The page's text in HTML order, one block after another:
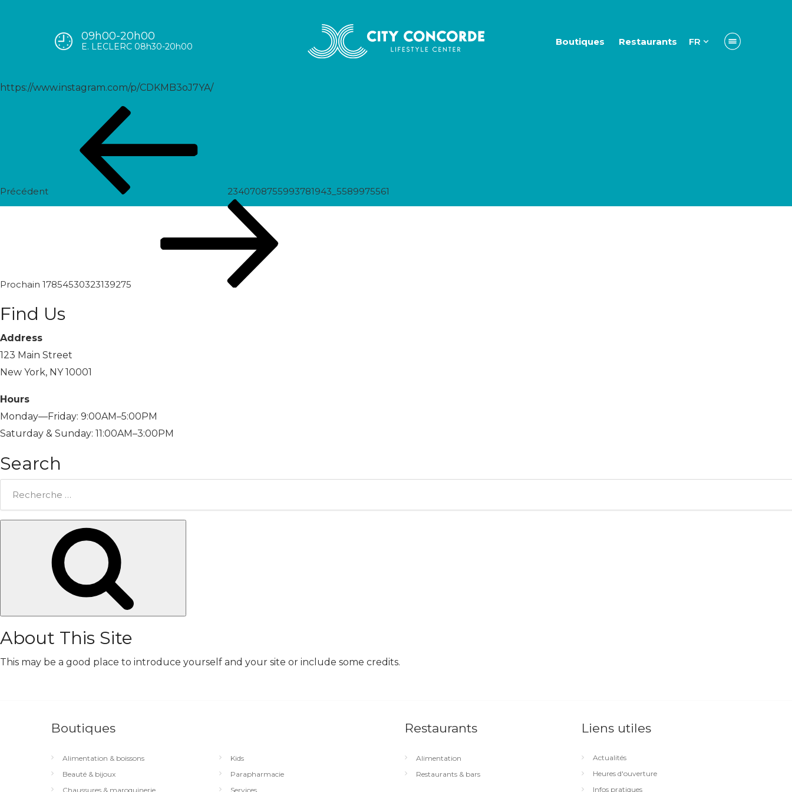
09h00-20h00
E. LECLERC 08h30-20h00 Boutiques Restaurants FR
17873456110803331
https://www.instagram.com/p/CDKMB3oJ7YA/
Précédent
2340708755993781943_5589975561
Prochain
Prochain 17854530323139275
Find Us
Address
123 Main Street
New York, NY 10001
Hours
Monday—Friday: 9:00AM–5:00PM
Saturday & Sunday: 11:00AM–3:00PM
Search
About This Site
This may be a good place to introduce yourself and your site or include some credits.
Boutiques
Alimentation & boissons
Beauté & bijoux
Chaussures & maroquinerie
Kids
Parapharmacie
Services
Restaurants
Alimentation
Restaurants & bars
Liens utiles
Actualités
Heures d'ouverture
Infos pratiques